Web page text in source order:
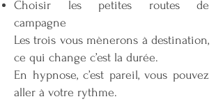
Choisir les petites routes de
campagne
Les trois vous mènerons à destination,
ce qui change c’est la durée.
En hypnose, c’est pareil, vous pouvez
aller à votre rythme.